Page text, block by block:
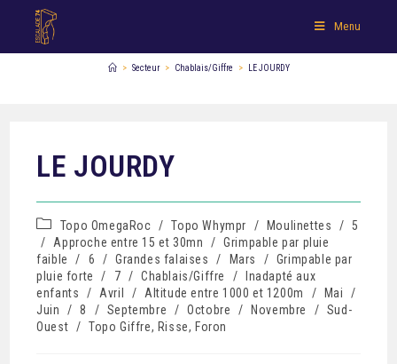
Menu
> Secteur > Chablais/Giffre > LE JOURDY
LE JOURDY
Topo OmegaRoc / Topo Whympr / Moulinettes / 5
/
Approche entre 15 et 30mn / Grimpable par pluie
faible
/ 6 / Grandes falaises / Mars / Grimpable par
pluie forte
/ 7 / Chablais/Giffre /
Inadapté aux
enfants
/ Avril / Altitude entre 1000 et 1200m / Mai
/
Juin
/ 8 / Septembre / Octobre / Novembre / Sud-
Ouest / Topo Giffre, Risse, Foron